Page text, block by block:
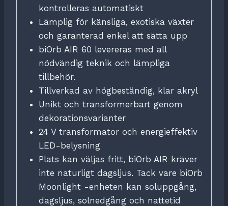
kontrolleras automatiskt
Lämplig för känsliga, exotiska växter
och garanterad enkel att sätta upp
biOrb AIR 60 levereras med all
nödvändig teknik och lämpliga
tillbehör.
Tillverkad av högbeständig, klar akryl
Unikt och transformerbart genom
dekorationsvarianter
24 V transformator och energieffektiv
LED-belysning
Plats kan väljas fritt, biOrb AIR kräver
inte naturligt dagsljus. Tack vare biOrb
Moonlight -enheten kan soluppgång,
dagsljus, solnedgång och nattetid